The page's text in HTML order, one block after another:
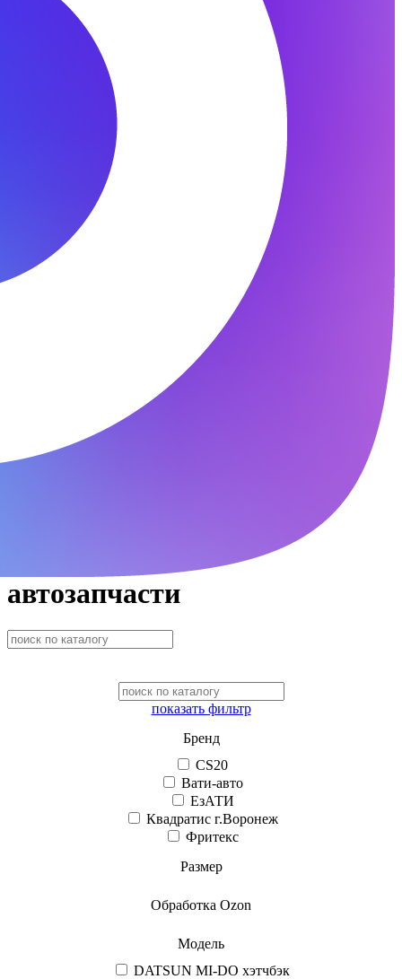
автозапчасти
показать фильтр
Бренд
CS20
Вати-авто
ЕзАТИ
Квадратис г.Воронеж
Фритекс
Размер
Обработка Ozon
Модель
DATSUN MI-DO хэтчбэк